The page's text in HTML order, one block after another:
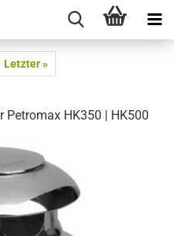
Letzter »
Petromax HK350 | HK500